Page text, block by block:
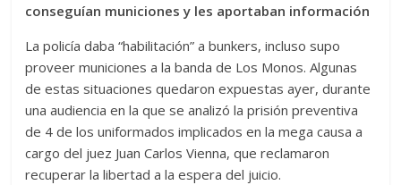
conseguían municiones y les aportaban información
La policía daba “habilitación” a bunkers, incluso supo
proveer municiones a la banda de Los Monos. Algunas
de estas situaciones quedaron expuestas ayer, durante
una audiencia en la que se analizó la prisión preventiva
de 4 de los uniformados implicados en la mega causa a
cargo del juez Juan Carlos Vienna, que reclamaron
recuperar la libertad a la espera del juicio.